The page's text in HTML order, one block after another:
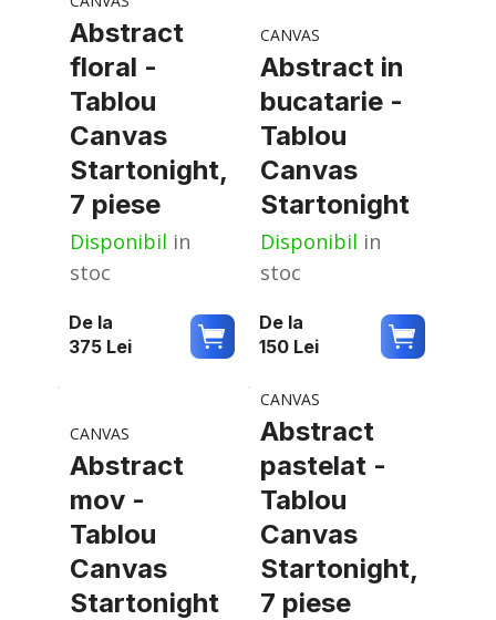
Abstract
floral -
Tablou
Canvas
Startonight,
7 piese
Disponibil in
stoc
De la
375 Lei
CANVAS
Abstract in
bucatarie -
Tablou
Canvas
Startonight
Disponibil in
stoc
De la
150 Lei
CANVAS
Abstract
mov -
Tablou
Canvas
Startonight
CANVAS
Abstract
pastelat -
Tablou
Canvas
Startonight,
7 piese